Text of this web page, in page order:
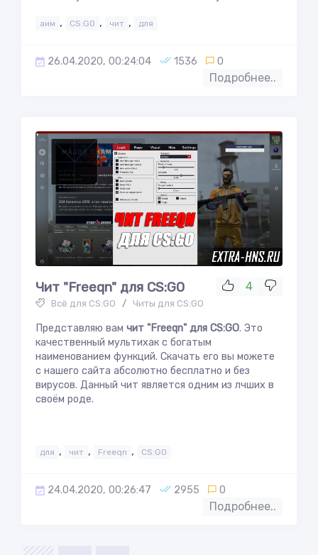
аим , CS:GO , чит , для
26.04.2020, 00:24:04 1536 0
Подробнее..
4
Чит "Freeqn" для CS:GO
Всё для CS:GO / Читы для CS:GO
Представляю вам чит "Freeqn" для CS:GO. Это
качественный мультихак с богатым
наименованием функций. Скачать его вы можете
с нашего сайта абсолютно бесплатно и без
вирусов. Данный чит является одним из лчших в
своём роде.
для , чит , Freeqn , CS:GO
24.04.2020, 00:26:47 2955 0
Подробнее..